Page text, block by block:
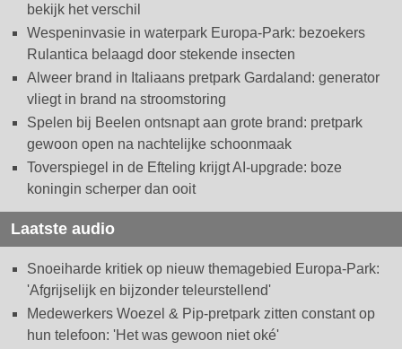
bekijk het verschil
Wespeninvasie in waterpark Europa-Park: bezoekers
Rulantica belaagd door stekende insecten
Alweer brand in Italiaans pretpark Gardaland: generator
vliegt in brand na stroomstoring
Spelen bij Beelen ontsnapt aan grote brand: pretpark
gewoon open na nachtelijke schoonmaak
Toverspiegel in de Efteling krijgt AI-upgrade: boze
koningin scherper dan ooit
Laatste audio
Snoeiharde kritiek op nieuw themagebied Europa-Park:
'Afgrijselijk en bijzonder teleurstellend'
Medewerkers Woezel & Pip-pretpark zitten constant op
hun telefoon: 'Het was gewoon niet oké'